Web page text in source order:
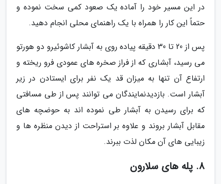
در این مسیر خود را آماده یک صعود کمی سخت نموده و
حتماً این کار را همراه با یک راهنمای محلی انجام دهید.
پس از 20 تا 30 دقیقه پیاده روی به آبشار کاشوئیرو دو هورتو
می رسید، آبشاری که از فراز صخره های عمودی فرو ریخته و
ارتفاع آن تنها به میزان قد یک نفر برای ایستادن در زیر
آبشار است. بازدیدنمایندگان می توانند پس از طی مسافتی
که برای رسیدن به آبشار طی نموده اند به حوضچه های
مقابل آبشار بروند و علاوه بر استراحت از دیدن منظره ها و
زیبایی های آن مکان لذت ببرند.
8. پله های سلارون